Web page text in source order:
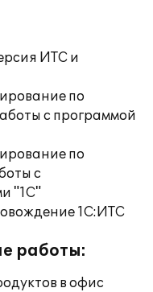
ИТС и
по
с программой
по
с
"1С"
1С:ИТС
работы:
в офис